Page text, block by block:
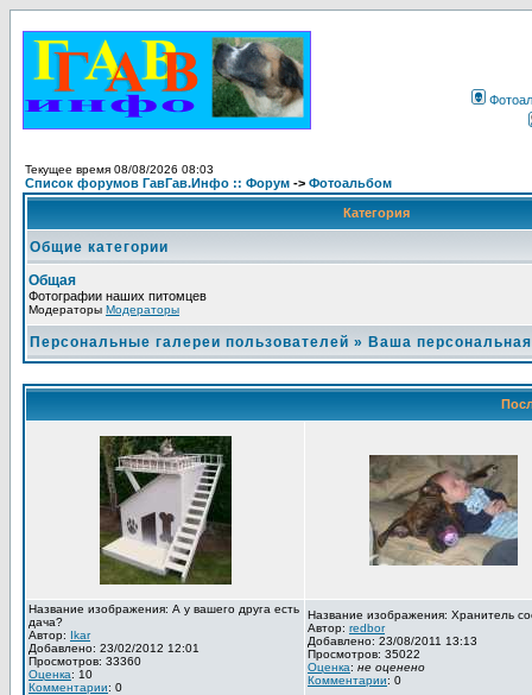
Текущее время 08/08/2026 08:03
Список форумов ГавГав.Инфо :: Форум -> Фотоальбом
Категория
Общие категории
Общая
Фотографии наших питомцев
Модераторы Модераторы
Персональные галереи пользователей » Ваша
Название изображения: А у вашего друга есть
дача?
Автор: Ikar
Добавлено: 23/02/2012 12:01
Просмотров: 33360
Оценка: 10
Комментарии: 0
Название изображения: Хранитель
Автор: redbor
Добавлено: 23/08/2011 13:13
Просмотров: 35022
Оценка: не оценено
Комментарии: 0